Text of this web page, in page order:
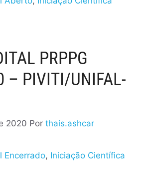
PRPPG
– PIVITI/UNIFAL-
2020 Por thais.ashcar
Encerrado, Iniciação Científica